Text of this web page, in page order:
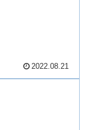
2022.08.21